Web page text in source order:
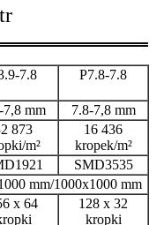
7.8 P7.8-7.8
7,8 mm
7.8-7,8 mm
873
m²
16 436
kropek/m²
SMD3535
mm/1000x1000 mm
x 64
128 x 32
kropki